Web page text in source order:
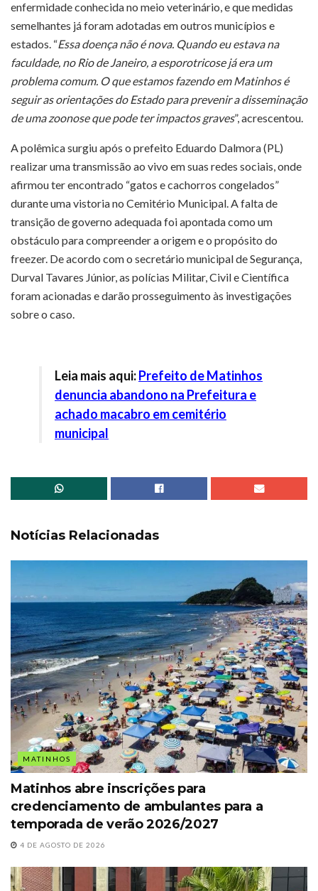
enfermidade conhecida no meio veterinário, e que medidas
semelhantes já foram adotadas em outros municípios e
estados. “Essa doença não é nova. Quando eu estava na
faculdade, no Rio de Janeiro, a esporotricose já era um
problema comum. O que estamos fazendo em Matinhos é
seguir as orientações do Estado para prevenir a disseminação
de uma zoonose que pode ter impactos graves”, acrescentou.
A polêmica surgiu após o prefeito Eduardo Dalmora (PL)
realizar uma transmissão ao vivo em suas redes sociais, onde
afirmou ter encontrado “gatos e cachorros congelados”
durante uma vistoria no Cemitério Municipal. A falta de
transição de governo adequada foi apontada como um
obstáculo para compreender a origem e o propósito do
freezer. De acordo com o secretário municipal de Segurança,
Durval Tavares Júnior, as polícias Militar, Civil e Científica
foram acionadas e darão prosseguimento às investigações
sobre o caso.
Leia mais aqui:Prefeito de Matinhos
denuncia abandono na Prefeitura e
achado macabro em cemitério
municipal
Notícias Relacionadas
MATINHOS
Matinhos abre inscrições para
credenciamento de ambulantes para a
temporada de verão 2026/2027
4 DE AGOSTO DE 2026